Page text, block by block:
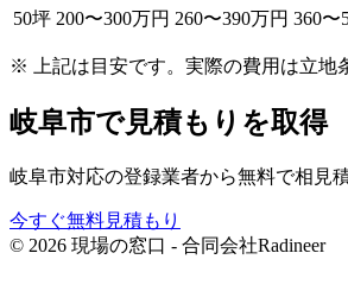
50坪 200〜300万円 260〜390万円 360〜
※ 上記は目安です。実際の費用は立地
岐阜市で見積もりを取得
岐阜市対応の登録業者から無料で相見
今すぐ無料見積もり
© 2026 現場の窓口 - 合同会社Radineer